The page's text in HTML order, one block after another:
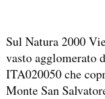
Sul Natura 2000
vasto
ITA020050 che
Monte San